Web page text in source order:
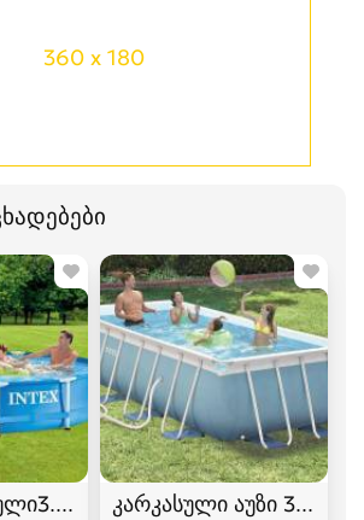
360 x 180
/ 0.76
კარკასული აუზი 3.0 /